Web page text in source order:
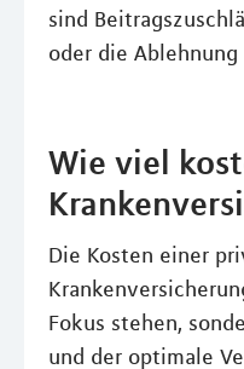
sind
oder die
Wie viel
Die Kosten einer
Fokus stehen,
und der optimale